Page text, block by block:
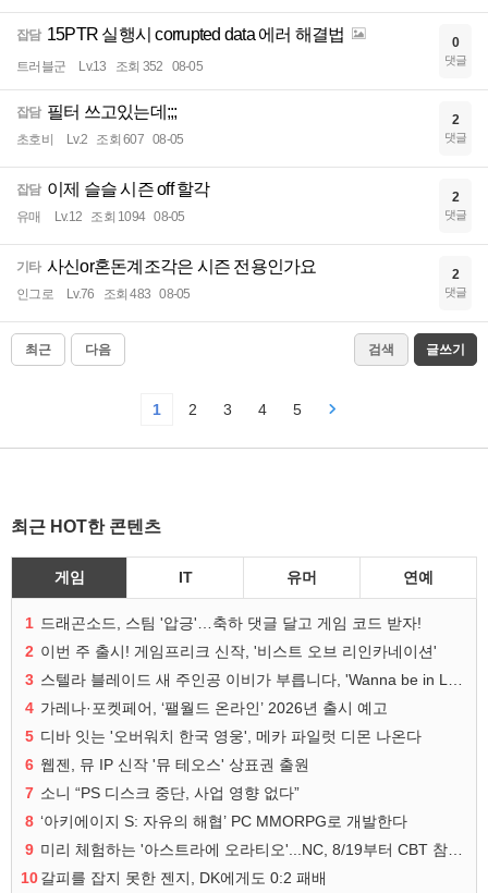
잡담 15PTR 실행시 corrupted data 에러 해결법
트러블군 Lv.13 조회 352 08-05
0
댓글
잡담 필터 쓰고있는데;;;
초호비 Lv.2 조회 607 08-05
2
댓글
잡담 이제 슬슬 시즌 off 할각
유매 Lv.12 조회 1094 08-05
2
댓글
기타 사신or혼돈계조각은 시즌 전용인가요
인그로 Lv.76 조회 483 08-05
2
댓글
최근 다음 검색 글쓰기
1 2 3 4 5
최근 HOT한 콘텐츠
게임 IT 유머 연예
1 드래곤소드, 스팀 '압긍'…축하 댓글 달고 게임 코드 받자!
2 이번 주 출시! 게임프리크 신작, '비스트 오브 리인카네이션'
3
스텔라 블레이드 새 주인공 이비가 부릅니다, 'Wanna be in LOVE' 뮤비 공개
4 가레나·포켓페어, ‘팰월드 온라인’ 2026년 출시 예고
5 디바 잇는 '오버워치 한국 영웅', 메카 파일럿 디몬 나온다
6 웹젠, 뮤 IP 신작 '뮤 테오스' 상표권 출원
7 소니 “PS 디스크 중단, 사업 영향 없다”
8 ‘아키에이지 S: 자유의 해협’ PC MMORPG로 개발한다
9
미리 체험하는 '아스트라에 오라티오'...NC, 8/19부터 CBT 참가자 모집
10갈피를 잡지 못한 젠지, DK에게도 0:2 패배